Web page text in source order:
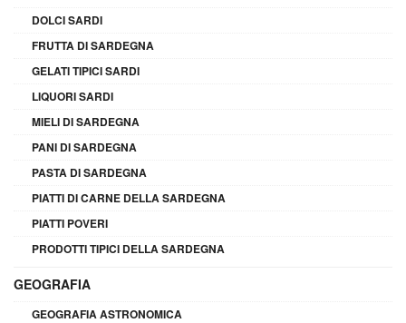
DOLCI SARDI
FRUTTA DI SARDEGNA
GELATI TIPICI SARDI
LIQUORI SARDI
MIELI DI SARDEGNA
PANI DI SARDEGNA
PASTA DI SARDEGNA
PIATTI DI CARNE DELLA SARDEGNA
PIATTI POVERI
PRODOTTI TIPICI DELLA SARDEGNA
GEOGRAFIA
GEOGRAFIA ASTRONOMICA